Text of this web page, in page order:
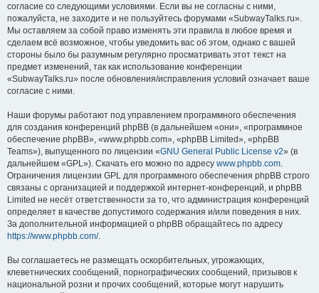
согласие со следующими условиями. Если вы не согласны с ними,
пожалуйста, не заходите и не пользуйтесь форумами «SubwayTalks.ru».
Мы оставляем за собой право изменять эти правила в любое время и
сделаем всё возможное, чтобы уведомить вас об этом, однако с вашей
стороны было бы разумным регулярно просматривать этот текст на
предмет изменений, так как использование конференции
«SubwayTalks.ru» после обновления/исправления условий означает ваше
согласие с ними.
Наши форумы работают под управлением программного обеспечения
для создания конференций phpBB (в дальнейшем «они», «программное
обеспечение phpBB», «www.phpbb.com», «phpBB Limited», «phpBB
Teams»), выпущенного по лицензии «GNU General Public License v2» (в
дальнейшем «GPL»). Скачать его можно по адресу www.phpbb.com.
Ограничения лицензии GPL для программного обеспечения phpBB строго
связаны с организацией и поддержкой интернет-конференций, и phpBB
Limited не несёт ответственности за то, что администрация конференций
определяет в качестве допустимого содержания и/или поведения в них.
За дополнительной информацией о phpBB обращайтесь по адресу
https://www.phpbb.com/.
Вы соглашаетесь не размещать оскорбительных, угрожающих,
клеветнических сообщений, порнографических сообщений, призывов к
национальной розни и прочих сообщений, которые могут нарушить